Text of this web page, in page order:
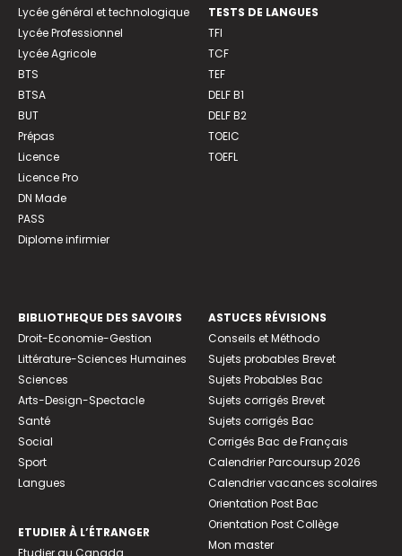
Lycée général et technologique
Lycée Professionnel
Lycée Agricole
BTS
BTSA
BUT
Prépas
Licence
Licence Pro
DN Made
PASS
Diplome infirmier
TESTS DE LANGUES
TFI
TCF
TEF
DELF B1
DELF B2
TOEIC
TOEFL
BIBLIOTHEQUE DES SAVOIRS
Droit-Economie-Gestion
Littérature-Sciences Humaines
Sciences
Arts-Design-Spectacle
Santé
Social
Sport
Langues
ETUDIER À L’ÉTRANGER
Etudier au Canada
ASTUCES RÉVISIONS
Conseils et Méthodo
Sujets probables Brevet
Sujets Probables Bac
Sujets corrigés Brevet
Sujets corrigés Bac
Corrigés Bac de Français
Calendrier Parcoursup 2026
Calendrier vacances scolaires
Orientation Post Bac
Orientation Post Collège
Mon master